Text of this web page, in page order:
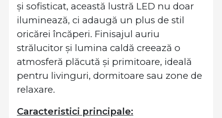
și sofisticat, această lustră LED nu doar
iluminează, ci adaugă un plus de stil
oricărei încăperi. Finisajul auriu
strălucitor și lumina caldă creează o
atmosferă plăcută și primitoare, ideală
pentru livinguri, dormitoare sau zone de
relaxare.
Caracteristici principale: